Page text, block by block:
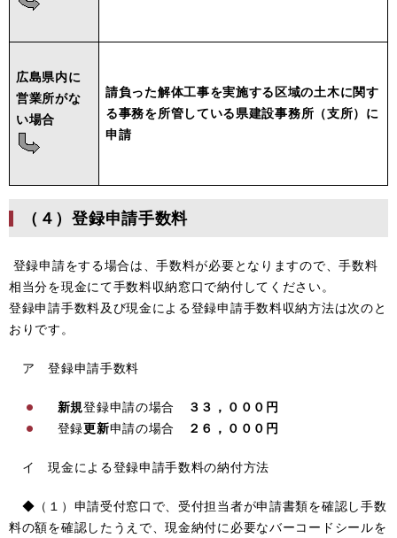
広島県内に
営業所がな
い場合
請負った解体工事を実施する区域の土木に関す
る事務を所管している県建設事務所（支所）に
申請
（４）登録申請手数料
登録申請をする場合は、手数料が必要となりますので、手数料
相当分を現金にて手数料収納窓口で納付してください。
登録申請手数料及び現金による登録申請手数料収納方法は次のと
おりです。
ア 登録申請手数料
新規登録申請の場合
３３，０００円
登録更新申請の場合 ２６，０００円
イ 現金による登録申請手数料の納付方法
◆（１）申請受付窓口で、受付担当者が申請書類を確認し手数
料の額を確認したうえで、現金納付に必要なバーコードシールを